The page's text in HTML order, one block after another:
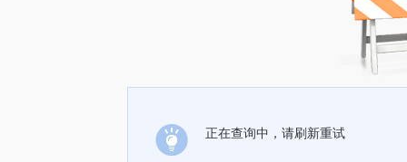
正在查询中，请刷新重试